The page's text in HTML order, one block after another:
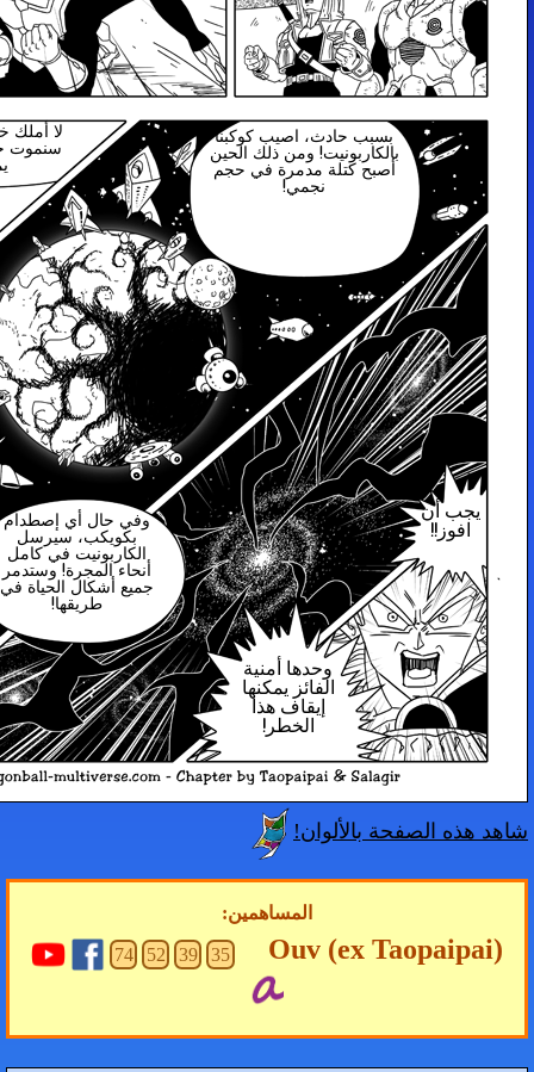
لا أملك خياراً آخر! إذا خسرت،
سنموت جميعاً بأي حال، هذا لا
يمثل أي فرق!
اصيب كوكبنا
ومن ذلك الحين
مدمرة في حجم
نجمي!
وفي حال أي إصطدام
بكويكب، سيرسل
الكاربونيت في كامل
أنحاء المجرة! وستدمر
جميع أشكال الحياة في
طريقها!
وحدها أمنية
الفائز يمكنها
إيقاف هذا
الخطر!
Ouv
35
39
52
74